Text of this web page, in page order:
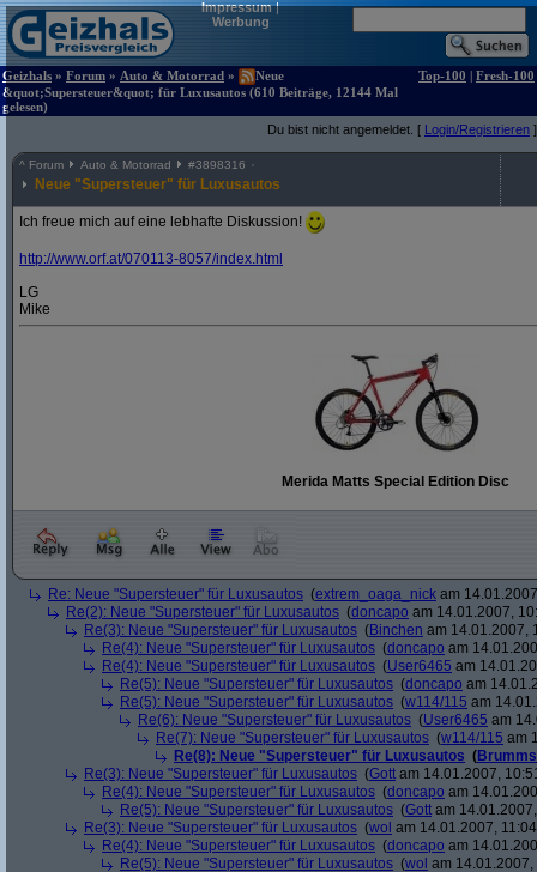
Impressum|
Werbung
Geizhals » Forum » Auto & Motorrad »
Neue
&quot;Supersteuer&quot; für Luxusautos (610 Beiträge, 12144 Mal
gelesen)
Top-100 | Fresh-100
Du bist nicht angemeldet. [ Login/Registrieren ]
^ Forum Auto & Motorrad #3898316
Neue "Supersteuer" für Luxusautos
Ich freue mich auf eine lebhafte Diskussion!
http://www.orf.at/070113-8057/index.html
LG
Mike
Merida Matts Special Edition Disc
Re: Neue "Supersteuer" für Luxusautos (extrem_oaga_nick am
Re(2): Neue "Supersteuer" für Luxusautos (doncapo am 14.01.2007,
Re(3): Neue "Supersteuer" für Luxusautos (Binchen am 14.01.2007,
Re(4): Neue "Supersteuer" für Luxusautos (doncapo am
Re(4): Neue "Supersteuer" für Luxusautos (User6465 am
Re(5): Neue "Supersteuer" für Luxusautos (doncapo am
Re(5): Neue "Supersteuer" für Luxusautos (w114/115 am
Re(6): Neue "Supersteuer" für Luxusautos (User6465 am
Re(7): Neue "Supersteuer" für Luxusautos (w114/115 am
Re(8): Neue "Supersteuer" für Luxusautos (
Re(3): Neue "Supersteuer" für Luxusautos (Gott am 14.01.2007,
Re(4): Neue "Supersteuer" für Luxusautos (doncapo am
Re(5): Neue "Supersteuer" für Luxusautos (Gott am
Re(3): Neue "Supersteuer" für Luxusautos (wol am 14.01.2007,
Re(4): Neue "Supersteuer" für Luxusautos (doncapo am
Re(5): Neue "Supersteuer" für Luxusautos (wol am 14.01.2007,